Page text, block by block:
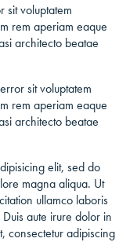
sit voluptatem
rem aperiam eaque
architecto beatae
sit voluptatem
rem aperiam eaque
architecto beatae
elit, sed do
magna aliqua. Ut
ullamco laboris
aute irure dolor in
consectetur adipiscing